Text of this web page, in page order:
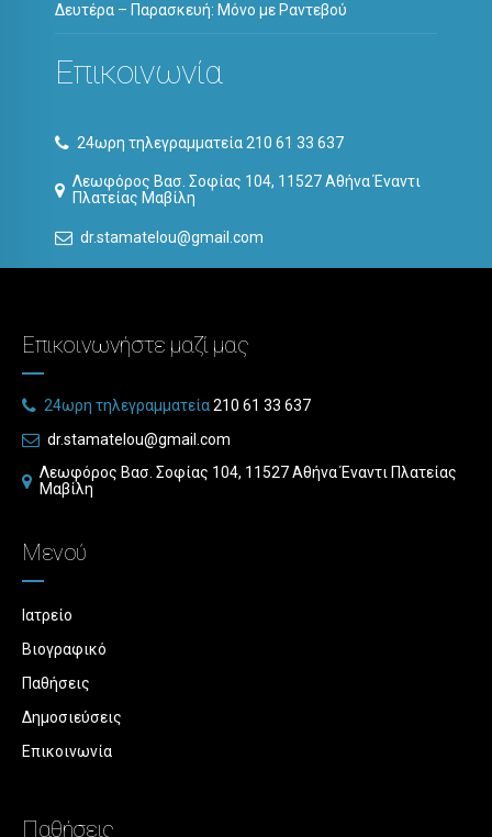
Δευτέρα – Παρασκευή: Μόνο με Ραντεβού
Επικοινωνία
24ωρη τηλεγραμματεία 210 61 33 637
Λεωφόρος Βασ. Σοφίας 104, 11527 Αθήνα Έναντι
Πλατείας Μαβίλη
dr.stamatelou@gmail.com
Επικοινωνήστε μαζί μας
210 61 33 637
dr.stamatelou@gmail.com
Λεωφόρος Βασ. Σοφίας 104, 11527 Αθήνα Έναντι Πλατείας
Μαβίλη
Μενού
Ιατρείο
Βιογραφικό
Παθήσεις
Δημοσιεύσεις
Επικοινωνία
Παθήσεις